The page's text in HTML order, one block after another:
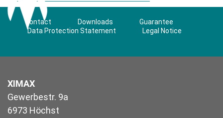
Contact Downloads
Guarantee
Data Protection Statement
Legal Notice
XIMAX
Gewerbestr. 9a
6973 Höchst